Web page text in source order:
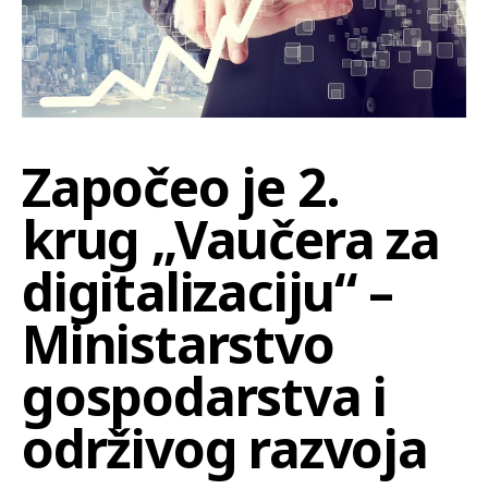
Započeo je 2.
krug „Vaučera za
digitalizaciju“ –
Ministarstvo
gospodarstva i
održivog razvoja